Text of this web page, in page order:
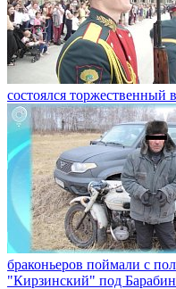
состоялся
браконьеров поймали с
"Кирзинский" под